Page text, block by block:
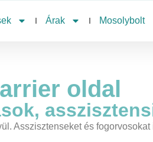
Árak Mosolybolt
oldal
Asszisztenseket és